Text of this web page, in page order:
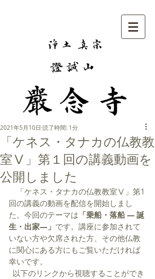
「ケネス・タナカの仏教教
室Ⅴ」第１回の講義動画を
公開しました
2021年5月10日 読了時間: 1分
「ケネス・タナカの仏教教室Ⅴ」第1
回の講義の動画を配信を開始しまし
た。 今回のテーマは 「乗船・落船 ― 誕
生・出家―」 です。 講座に参加されて
いない方や欠席された方、その他仏教
に関心にある方にもご覧いただければ
幸いです。